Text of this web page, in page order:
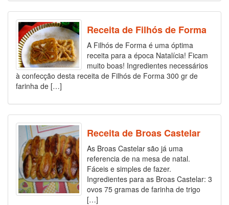
Receita de Filhós de Forma
A Filhós de Forma é uma óptima
receita para a época Natalícia! Ficam
muito boas! Ingredientes necessários
à confecção desta receita de Filhós de Forma 300 gr de
farinha de […]
Receita de Broas Castelar
As Broas Castelar são já uma
referencia de na mesa de natal.
Fáceis e simples de fazer.
Ingredientes para as Broas Castelar: 3
ovos 75 gramas de farinha de trigo
[…]